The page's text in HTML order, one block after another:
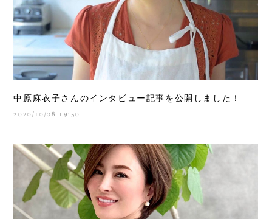
中原麻衣子さんのインタビュー記事を公開しました！
2020/10/08 19:50